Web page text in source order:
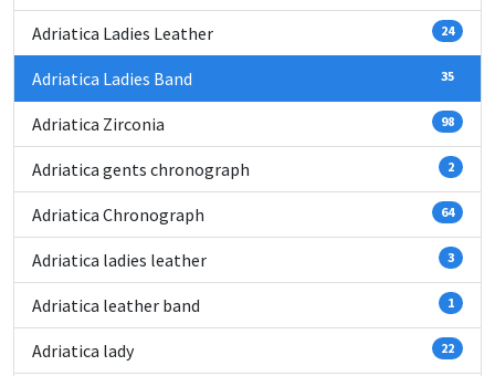
Adriatica Ladies Leather 24
Adriatica Ladies Band 35
Adriatica Zirconia 98
Adriatica gents chronograph 2
Adriatica Chronograph 64
Adriatica ladies leather 3
Adriatica leather band 1
Adriatica lady 22